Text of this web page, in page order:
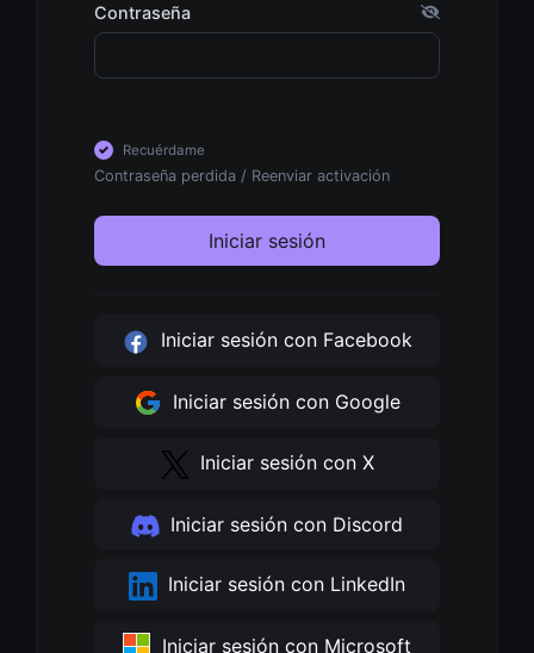
Contraseña
Recuérdame
Contraseña perdida / Reenviar activación
Iniciar sesión
Iniciar sesión con Facebook
Iniciar sesión con Google
Iniciar sesión con X
Iniciar sesión con Discord
Iniciar sesión con LinkedIn
Iniciar sesión con Microsoft